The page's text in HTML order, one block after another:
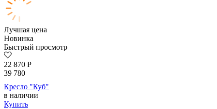
Лучшая цена
Новинка
Быстрый просмотр
22 870 Р
39 780
Кресло "Куб"
в наличии
Купить